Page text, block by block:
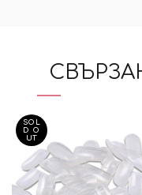
SOL
D O
UT